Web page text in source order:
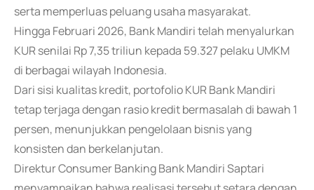
serta memperluas peluang usaha masyarakat.
Hingga Februari 2026, Bank Mandiri telah menyalurkan
KUR senilai Rp 7,35 triliun kepada 59.327 pelaku UMKM
di berbagai wilayah Indonesia.
Dari sisi kualitas kredit, portofolio KUR Bank Mandiri
tetap terjaga dengan rasio kredit bermasalah di bawah 1
persen, menunjukkan pengelolaan bisnis yang
konsisten dan berkelanjutan.
Direktur Consumer Banking Bank Mandiri Saptari